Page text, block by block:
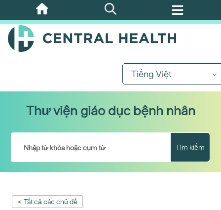
Bỏ
qua
nội
Tiếng Việt
Thư viện giáo dục bệnh nhân
Tìm kiếm
< Tất cả các chủ đề